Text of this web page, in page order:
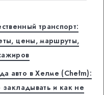
транспорт:
цены, маршруты,
авто в Хелме (Chełm):
и как не